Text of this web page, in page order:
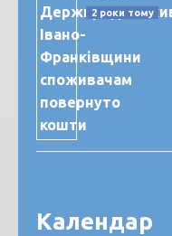
2 роки тому
Календар